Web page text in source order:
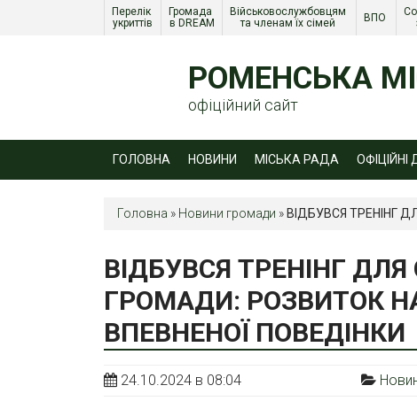
Перелік
укриттів
Громада
в DREAM
Військовослужбовцям
та членам їх сімей
ВПО
РОМЕНСЬКА
офіційний сайт
ГОЛОВНА НОВИНИ МІСЬКА РАДА
Головна » Новини громади » ВІДБУВСЯ ТРЕНІНГ
ВІДБУВСЯ ТРЕНІНГ
ГРОМАДИ: РОЗВИТОК
ВПЕВНЕНОЇ ПОВЕДІНКИ
24.10.2024 в 08:04